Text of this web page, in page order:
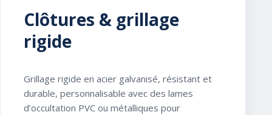
Clôtures & grillage
rigide
Grillage rigide en acier galvanisé, résistant et
durable, personnalisable avec des lames
d’occultation PVC ou métalliques pour